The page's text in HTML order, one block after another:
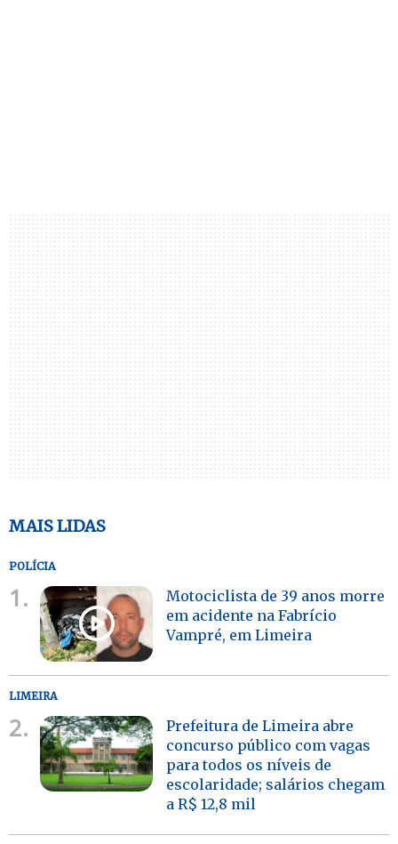
MAIS LIDAS
POLÍCIA
1.
Motociclista de 39 anos morre
em acidente na Fabrício
Vampré, em Limeira
LIMEIRA
2.
Prefeitura de Limeira abre
concurso público com vagas
para todos os níveis de
escolaridade; salários chegam
a R$ 12,8 mil